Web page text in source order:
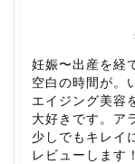
妊娠〜出産を経
空白の時間が。
エイジング美容
大好きです。ア
少しでもキレイ
レビューします！